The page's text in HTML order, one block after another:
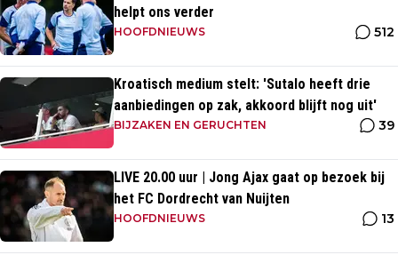
helpt ons verder
HOOFDNIEUWS 512
Kroatisch medium stelt: 'Sutalo heeft drie
aanbiedingen op zak, akkoord blijft nog uit'
BIJZAKEN EN GERUCHTEN 39
LIVE 20.00 uur | Jong Ajax gaat op bezoek bij
het FC Dordrecht van Nuijten
HOOFDNIEUWS 13